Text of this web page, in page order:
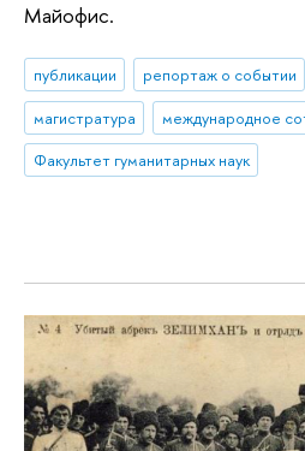
Майофис.
публикации репортаж о событии
магистратура
международное
Факультет гуманитарных наук